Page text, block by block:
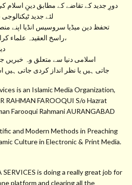
دورِ جدید کے تقاضے کے مطابق دینِ اسلام
لئے جدید
تحفظ دین میڈیا سروسیس انڈیا اپنے
راسخ العقیدہ علماء کرام کے بیانات، خطبات و تقاریر،
اسلامی دنیا سے متعلق وہ خبریں
جاتی ہیں یا نظر انداز کردی جاتی
is an Islamic Media Organization,
RAHMAN FAROOQUI S/o Hazrat
Farooqui Rahmani AURANGABAD
and Modern Methods in Preaching
Culture in Electronic & Print Media.
SERVICES is doing a really great job for
platform and clearing all the